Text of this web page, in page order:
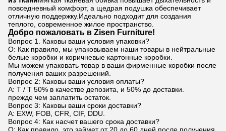
повседневный комфорт, а щедрая подушка обеспечивает
отличную поддержку.Идеально подходит для создания
теплого, современное жилое пространство.
Добро пожаловать в Zisen Furniture!
Вопрос 1. Каковы ваши условия упаковки?
О: Как правило, мы упаковываем наши товары в нейтральные
белые коробки и коричневые картонные коробки.
Мы можем упаковать товар в ваши фирменные коробки после
получения ваших разрешений.
Вопрос 2: Каковы ваши условия оплаты?
A: T / T 50% в качестве депозита, и 50% до доставки.
прежде чем заплатить остаток.
Вопрос 3: Каковы ваши сроки доставки?
A: EXW, FOB, CFR, CIF, DDU.
Вопрос 4: Как насчет вашего срока доставки?